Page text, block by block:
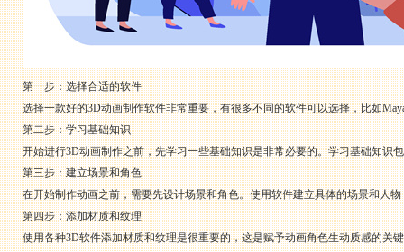
第一步：选择合适的软件
选择一款好的3D动画制作软件非常重要，有很多不同的软件可以选择，比如
第二步：学习基础知识
开始进行3D动画制作之前，先学习一些基础知识是非常必要的。学习基础知识
第三步：建立场景和角色
在开始制作动画之前，需要先设计场景和角色。使用软件建立具体的场景和人
第四步：添加材质和纹理
使用各种3D软件添加材质和纹理是很重要的，这是赋予动画角色生动质感的关